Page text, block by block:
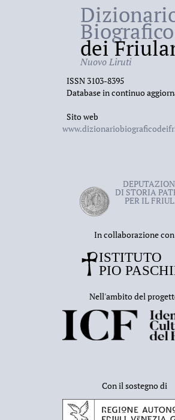
Biografico
dei
Nuovo Liruti
ISSN 3103-8395
Database in continuo
Sito web
DI STORIA
PER IL
In collaborazione con
Nell'ambito del
Con il sostegno di